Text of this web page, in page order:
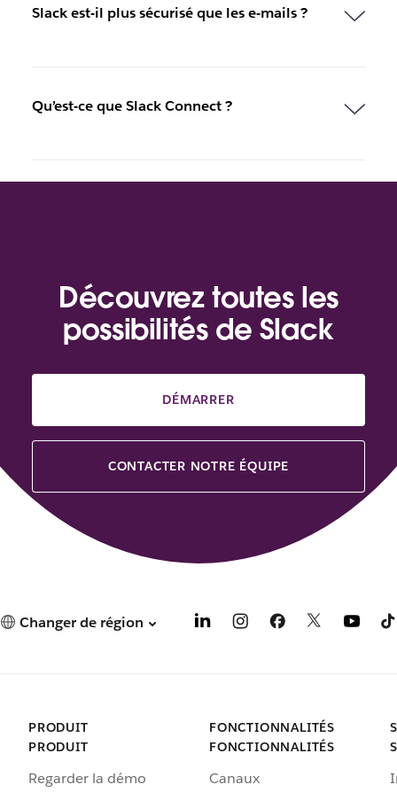
Slack est-il plus sécurisé que les e-mails ?
Qu’est-ce que Slack Connect ?
Découvrez toutes les
possibilités de Slack
DÉMARRER
CONTACTER NOTRE ÉQUIPE
Changer de région
PRODUIT
PRODUIT
Regarder la démo
FONCTIONNALITÉS
FONCTIONNALITÉS
Canaux